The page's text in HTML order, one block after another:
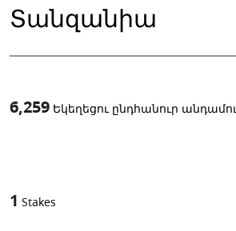
Տանզանիա
6,259 Եկեղեցու ընդհանուր
1 Stakes